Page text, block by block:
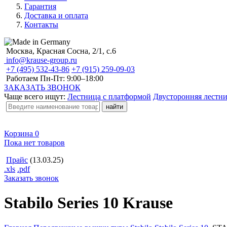
Гарантия
Доставка и оплата
Контакты
Москва, Красная Сосна, 2/1, с.6
info@krause-group.ru
+7 (495) 532-43-86 +7 (915) 259-09-03
Работаем Пн-Пт: 9:00–18:00
ЗАКАЗАТЬ ЗВОНОК
Чаще всего ищут: Лестница с платформой Двусторонняя
Корзина 0
Пока нет товаров
Прайс (13.03.25)
.xls .pdf
Заказать звонок
Stabilo Series 10 Krause